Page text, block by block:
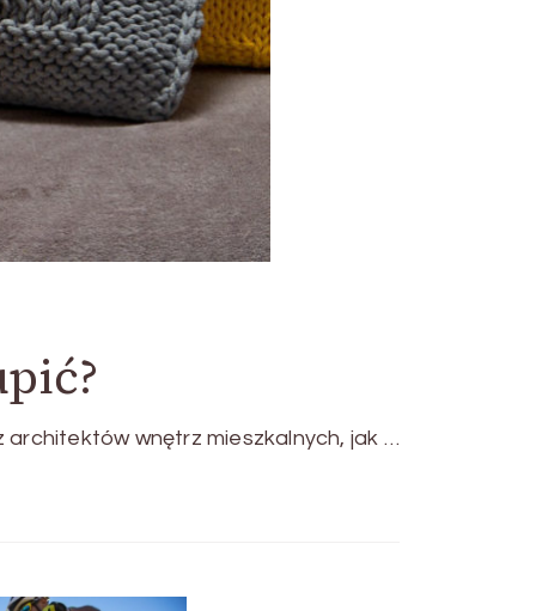
wnętrz mieszkalnych, jak …